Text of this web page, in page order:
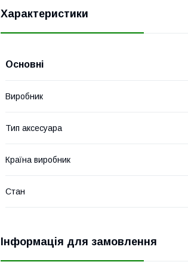
Характеристики
Основні
Виробник
Тип аксесуара
Країна виробник
Стан
Інформація для замовлення